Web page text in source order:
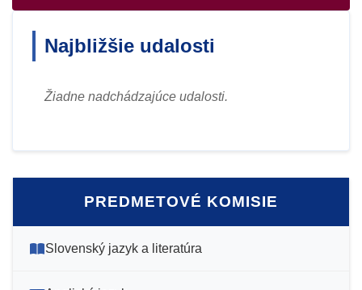
Najbližšie udalosti
Žiadne nadchádzajúce udalosti.
PREDMETOVÉ KOMISIE
Slovenský jazyk a literatúra